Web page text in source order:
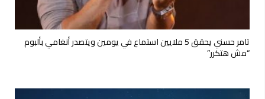
تامر حسني يحقق 5 ملايين استماع في يومين ويتصدر أنغامي بألبوم
“مش هتكرر”